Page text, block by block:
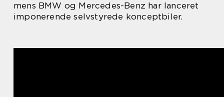
mens BMW og Mercedes-Benz har lanceret
imponerende selvstyrede konceptbiler.